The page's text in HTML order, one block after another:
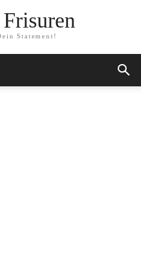
Statement!